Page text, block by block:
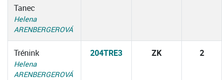
Tanec
Helena
ARENBERGEROVÁ
Trénink
Helena
ARENBERGEROVÁ
204TRE3 ZK 2